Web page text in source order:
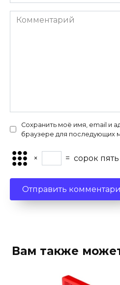
Комментарий
Сохранить моё имя, email и
браузере для последующих
× = сорок пять
Вам также